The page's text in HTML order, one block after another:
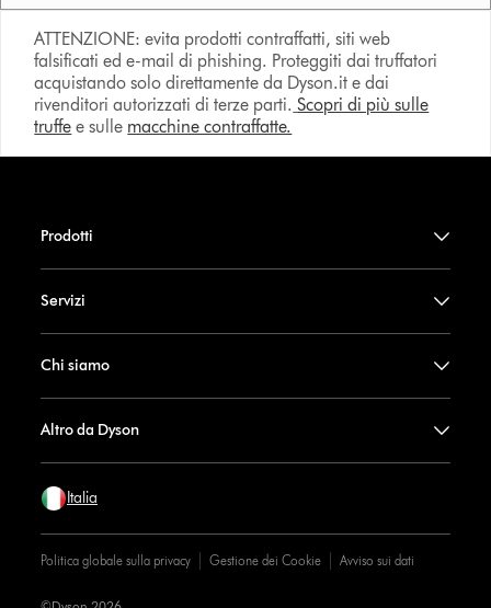
ATTENZIONE: evita prodotti contraffatti, siti web
falsificati ed e-mail di phishing. Proteggiti dai truffatori
acquistando solo direttamente da Dyson.it e dai
rivenditori autorizzati di terze parti. Scopri di più sulle
truffe e sulle macchine contraffatte.
Prodotti
Servizi
Chi siamo
Altro da Dyson
Italia
Politica globale sulla privacy Gestione dei Cookie Avviso sui dati